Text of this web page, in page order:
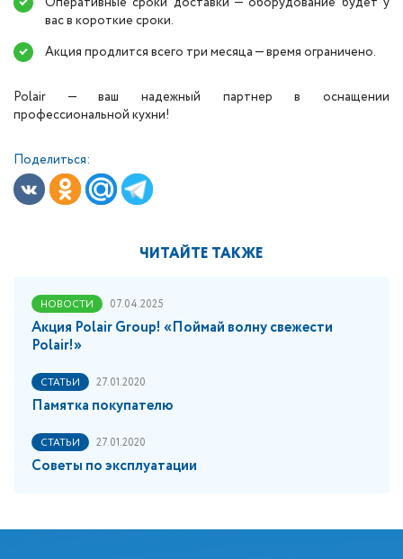
вас в короткие сроки.
Акция продлится всего три месяца — время ограничено.
Polair — ваш надежный партнер в оснащении
профессиональной кухни!
Поделиться:
ЧИТАЙТЕ ТАКЖЕ
НОВОСТИ 07.04.2025
Акция Polair Group! «Поймай волну свежести
Polair!»
СТАТЬИ 27.01.2020
Памятка покупателю
СТАТЬИ 27.01.2020
Советы по эксплуатации